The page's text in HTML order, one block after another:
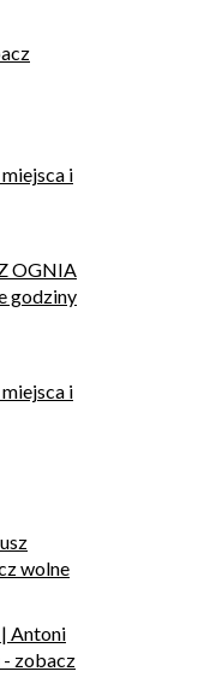
i
OGNIA
godziny
i
wolne
Antoni
- zobacz